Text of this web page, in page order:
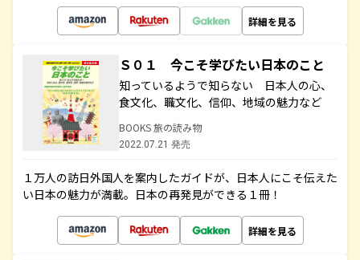
詳細を見る
Ｓ０１ 今こそ学びたい日本のこと
知っているようで知らない 日本人の心、
食文化、職文化、信仰、地域の魅力など
BOOKS 旅の読み物
2022.07.21 発売
１万人の訪日外国人を案内したガイドが、日本人にこそ伝えた
い日本の魅力が満載。日本の再発見ができる１冊！
詳細を見る